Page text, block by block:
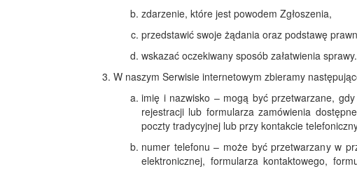
zdarzenie, które jest powodem Zgłoszenia,
przedstawić swoje żądania oraz podstawę
wskazać oczekiwany sposób załatwienia sprawy.
W naszym Serwisie internetowym zbieramy
imię i nazwisko – mogą być przetwarzane,
rejestracji lub formularza zamówienia
poczty tradycyjnej lub przy kontakcie
numer telefonu – może być przetwarzany w
elektronicznej, formularza kontaktowego,